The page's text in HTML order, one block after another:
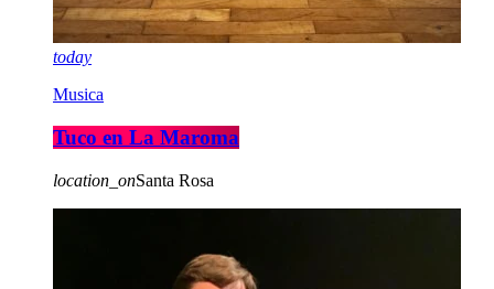
today
Musica
Tuco en La Maroma
location_onSanta Rosa